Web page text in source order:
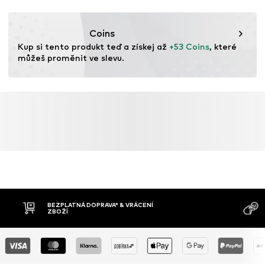
Coins
Kup si tento produkt teď a získej až +53 Coins, které
můžeš proměnit ve slevu.
BEZPLATNÁ DOPRAVA* & VRÁCENÍ
ZBOŽÍ